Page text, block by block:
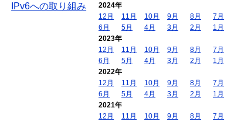
IPv6への取り組み
2024年
12月
11月 10月 9月 8月
7月
6月
5月 4月 3月 2月
1月
2023年
12月
11月 10月 9月 8月
7月
6月
5月 4月 3月 2月
1月
2022年
12月
11月 10月 9月 8月
7月
6月
5月 4月 3月 2月
1月
2021年
12月
11月 10月 9月 8月
7月